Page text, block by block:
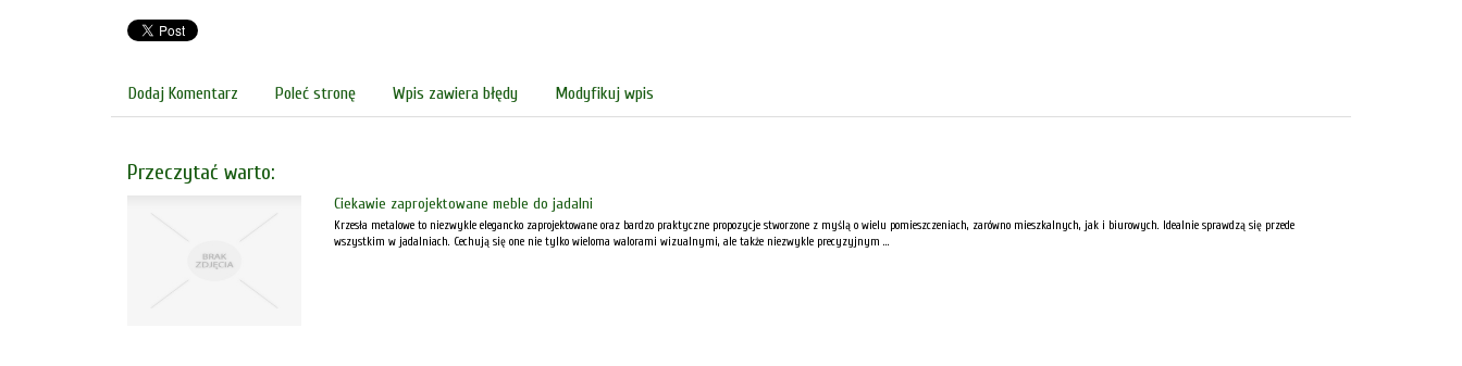
Dodaj Komentarz Poleć stronę Wpis zawiera błędy Modyfikuj wpis
Przeczytać warto:
Ciekawie zaprojektowane meble do jadalni
Krzesła metalowe to niezwykle elegancko zaprojektowane oraz bardzo praktyczne propozycje stworzone z myślą o wielu pomieszczeniach, zarówno mieszkalnych, jak i biurowych. Idealnie sprawdzą się przede
wszystkim w jadalniach. Cechują się one nie tylko wieloma walorami wizualnymi, ale także niezwykle precyzyjnym ...